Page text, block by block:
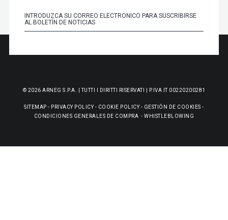
© 2026 ARNEG S.P.A. | TUTTI I DIRITTI RISERVATI | P.IVA IT 00220200281
SITEMAP - PRIVACY POLICY- COOKIE POLICY- GESTIÓN DE COOKIES -
CONDICIONES GENERALES DE COMPRA -WHISTLEBLOWING